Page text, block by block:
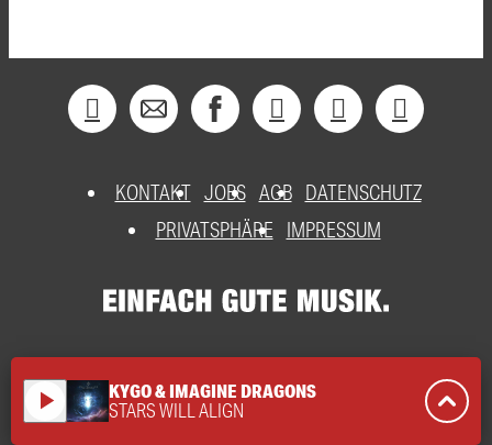
KONTAKT JOBS AGB DATENSCHUTZ
PRIVATSPHÄRE
IMPRESSUM
play_arrow KYGO & IMAGINE DRAGONS
STARS WILL ALIGN